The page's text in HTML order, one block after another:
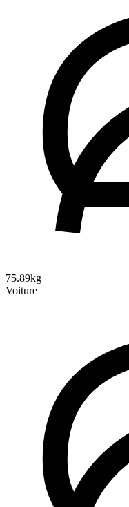
75.89kg
Voiture